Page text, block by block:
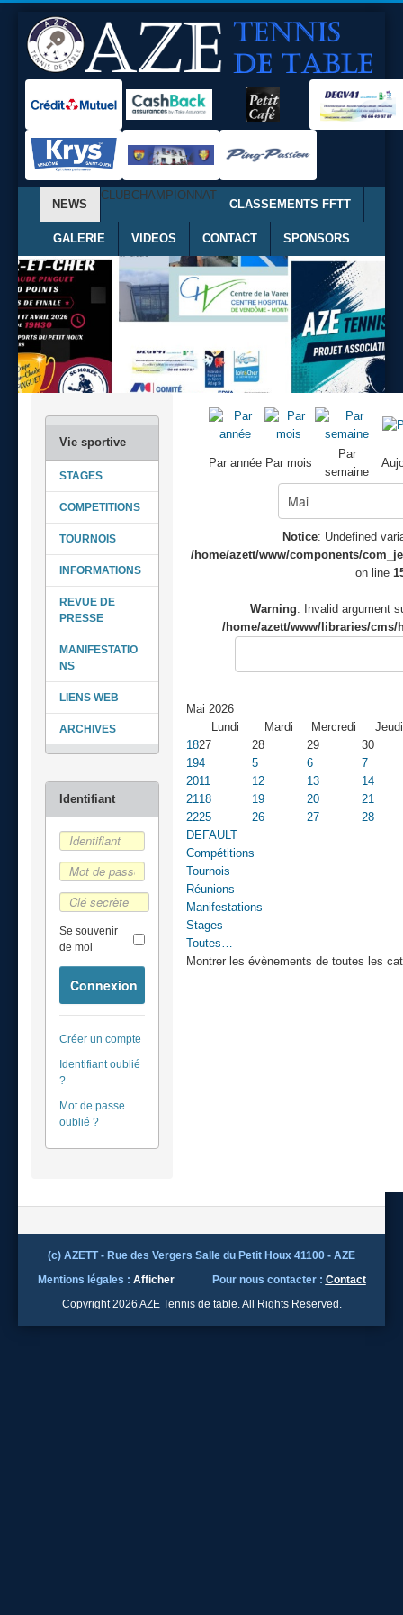
NEWS
CLUBCHAMPIONNAT
CLASSEMENTS FFTT
GALERIE VIDEOS CONTACT SPONSORS
Se souvenir
de moi
Connexion
Créer un compte
Identifiant oublié
?
Mot de passe
oublié ?
STAGES
COMPETITIONS
TOURNOIS
INFORMATIONS
REVUE DE
PRESSE
MANIFESTATIO
NS
LIENS WEB
ARCHIVES
Par année Par mois
Par
semaine
Notice: Undefined
/home/azett/www/components/
on line
Warning: Invalid argument
/home/azett/www/libraries/cms/
Mai 2026
Lundi
Mardi Mercredi
Jeudi
1827 28 29
30
194 5 6
7
2011 12 13
14
2118 19 20
21
2225 26 27
28
DEFAULT
Compétitions
Tournois
Réunions
Manifestations
Stages
Toutes…
Montrer les évènements de toutes les
(c) AZETT - Rue des Vergers Salle du Petit Houx 41100 - AZE
Mentions légales : Afficher Pour nous contacter : Contact
Copyright 2026 AZE Tennis de table. All Rights Reserved.